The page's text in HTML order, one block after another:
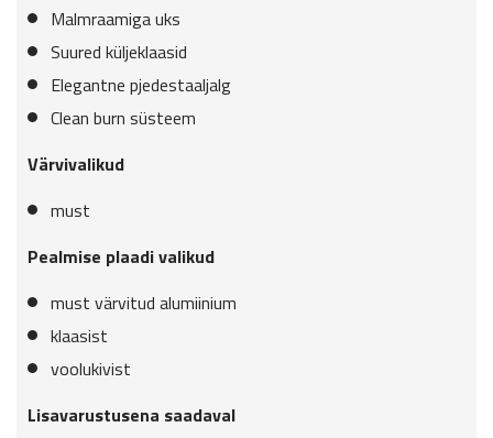
Malmraamiga uks
Suured küljeklaasid
Elegantne pjedestaaljalg
Clean burn süsteem
Värvivalikud
must
Pealmise plaadi valikud
must värvitud alumiinium
klaasist
voolukivist
Lisavarustusena saadaval